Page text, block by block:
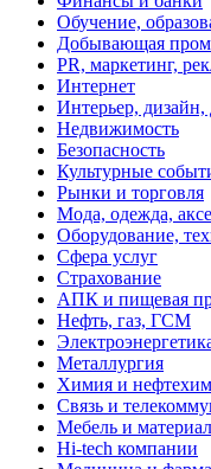
Обучение,
Добывающая
PR, маркетинг,
Интернет
Интерьер, дизайн,
Недвижимость
Безопасность
Культурные
Рынки и торговля
Мода, одежда,
Оборудование,
Сфера услуг
Страхование
АПК и пищевая
Нефть, газ, ГСМ
Металлургия
Химия и
Связь и
Мебель и
Hi-tech компании